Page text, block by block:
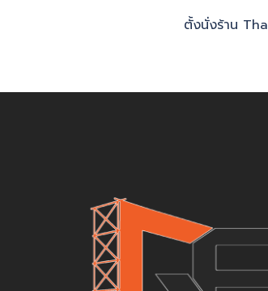
ตั้งนั่งร้าน